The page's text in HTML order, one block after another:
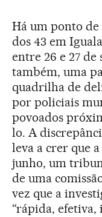
Há um ponto
dos 43 em
entre 26 e 27 de
também, uma
quadrilha de
por policiais
povoados
lo. A
leva a crer que
junho, um
de uma
vez que a
“rápida, efetiva,